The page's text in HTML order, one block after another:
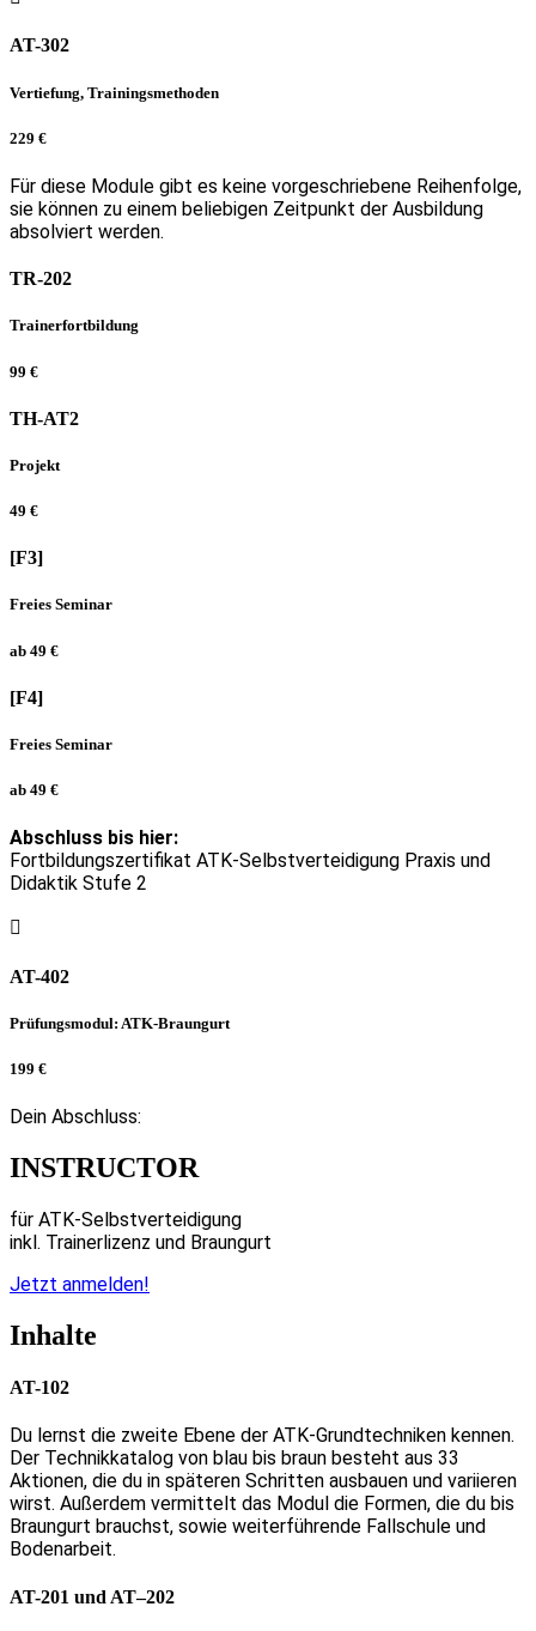
AT-302
Vertiefung, Trainingsmethoden
229 €
Für diese Module gibt es keine vorgeschriebene Reihenfolge,
sie können zu einem beliebigen Zeitpunkt der Ausbildung
absolviert werden.
TR-202
Trainerfortbildung
99 €
TH-AT2
Projekt
49 €
[F3]
Freies Seminar
ab 49 €
[F4]
Freies Seminar
ab 49 €
Abschluss bis hier:
Fortbildungszertifikat ATK-Selbstverteidigung Praxis und
Didaktik Stufe 2
AT-402
Prüfungsmodul: ATK-Braungurt
199 €
Dein Abschluss:
INSTRUCTOR
für ATK-Selbstverteidigung
inkl. Trainerlizenz und Braungurt
Jetzt anmelden!
Inhalte
AT-102
Du lernst die zweite Ebene der ATK-Grundtechniken kennen.
Der Technikkatalog von blau bis braun besteht aus 33
Aktionen, die du in späteren Schritten ausbauen und variieren
wirst. Außerdem vermittelt das Modul die Formen, die du bis
Braungurt brauchst, sowie weiterführende Fallschule und
Bodenarbeit.
AT-201 und AT–202